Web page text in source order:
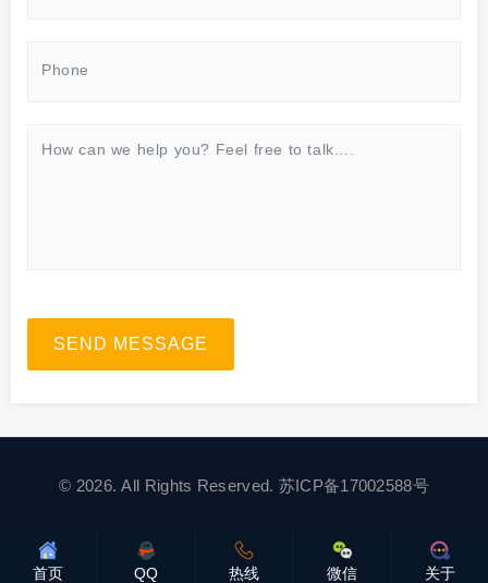
SEND MESSAGE
© 2026. All Rights Reserved. 苏ICP备17002588号
首页 QQ 热线 微信 关于